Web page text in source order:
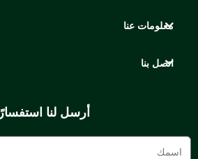
معلومات عنا
اتصل بنا
أرسل لنا استفسارًا